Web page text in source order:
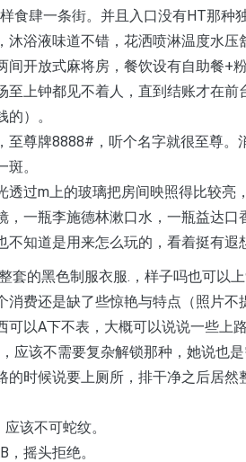
食肆一条街。并且入口没有HT那种
沐浴液味道不错，花洒喷淋温度水
间开放式麻将房，餐饮设有自助餐+
至上钟都见不着人，直到结账才在
）。
至尊牌8888#，听个名字就很至尊
。
透过m上的玻璃把房间映照得比较亮
，一瓶李施德林漱口水，一瓶益达
不知道是用来怎么玩的，看着挺有遐
套的黑色制服衣服.，样子吗也可以
消费还是缺了些惊艳与特点（照片不
可以A下不表，大概可以说说一些上
应该不需要复杂解锁那种，她说也
的时候说要上厕所，排干净之后居
该不可蛇纹。
，摇头拒绝。